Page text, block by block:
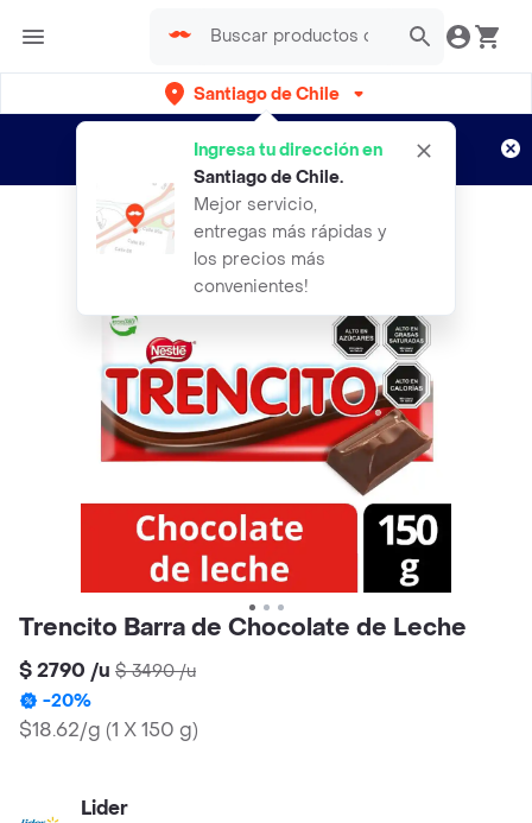
Santiago de Chile
Ingresa tu dirección en
Santiago de Chile.
Mejor servicio,
entregas más rápidas y
los precios más
convenientes!
envíos gratis por semanas
Aplican TyC
Trencito Barra de Chocolate de Leche
$ 2790 /u $ 3490/u
-20%
$18.62/g (1 X 150 g)
Lider